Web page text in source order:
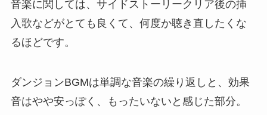
音楽に関しては、サイドストーリークリア後の挿
入歌などがとても良くて、何度か聴き直したくな
るほどです。
ダンジョンBGMは単調な音楽の繰り返しと、効果
音はやや安っぽく、もったいないと感じた部分。